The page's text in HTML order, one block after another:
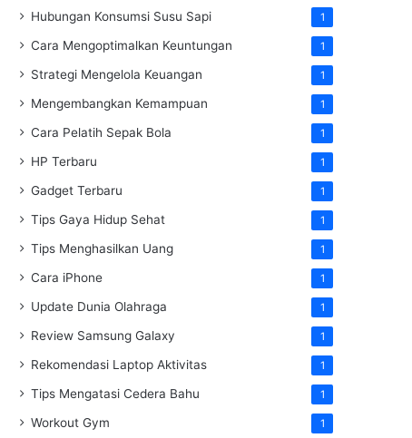
Hubungan Konsumsi Susu Sapi 1
Cara Mengoptimalkan Keuntungan 1
Strategi Mengelola Keuangan 1
Mengembangkan Kemampuan 1
Cara Pelatih Sepak Bola 1
HP Terbaru 1
Gadget Terbaru 1
Tips Gaya Hidup Sehat 1
Tips Menghasilkan Uang 1
Cara iPhone 1
Update Dunia Olahraga 1
Review Samsung Galaxy 1
Rekomendasi Laptop Aktivitas 1
Tips Mengatasi Cedera Bahu 1
Workout Gym 1